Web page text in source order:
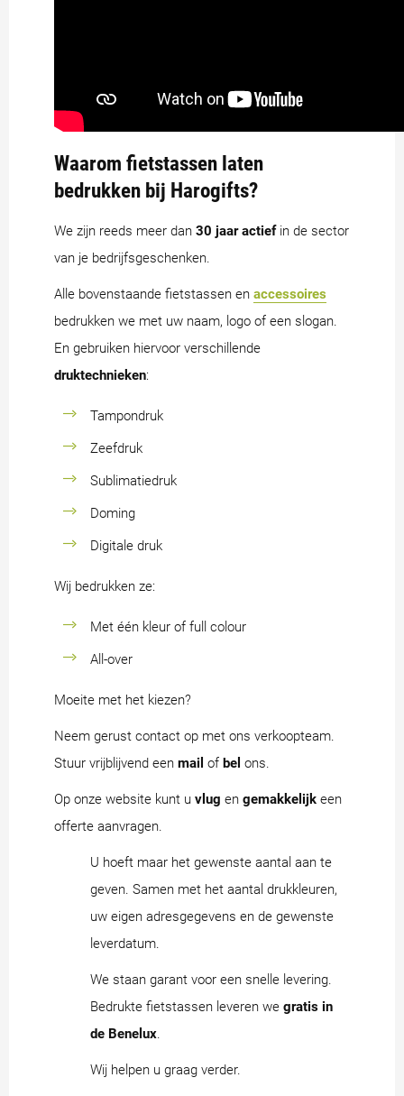
Waarom fietstassen laten
bedrukken bij Harogifts?
We zijn reeds meer dan 30 jaar actiefin de sector
van je bedrijfsgeschenken.
Alle bovenstaande fietstassen en accessoires
bedrukken we met uw naam, logo of een slogan.
En gebruiken hiervoor verschillende
druktechnieken:
Tampondruk
Zeefdruk
Sublimatiedruk
Doming
Digitale druk
Wij bedrukken ze:
Met één kleur of full colour
All-over
Moeite met het kiezen?
Neem gerust contact op met ons verkoopteam.
Stuur vrijblijvend een mail of bel ons.
Op onze website kunt u vlug en gemakkelijk een
offerte aanvragen.
U hoeft maar het gewenste aantal aan te
geven. Samen met het aantal drukkleuren,
uw eigen adresgegevens en de gewenste
leverdatum.
We staan garant voor een snelle levering.
Bedrukte fietstassen leveren we gratis in
de Benelux.
Wij helpen u graag verder.